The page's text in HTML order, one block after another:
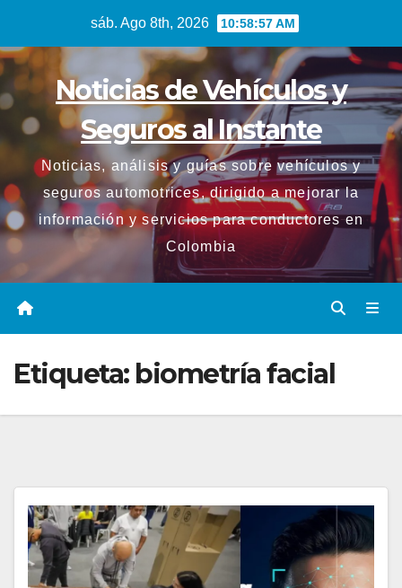
contenido
sáb. Ago 8th, 2026 10:58:57 AM
Noticias de Vehículos y
Seguros al Instante
Noticias, análisis y guías sobre vehículos y
seguros automotrices, dirigido a mejorar la
información y servicios para conductores en
Colombia
Etiqueta: biometría facial